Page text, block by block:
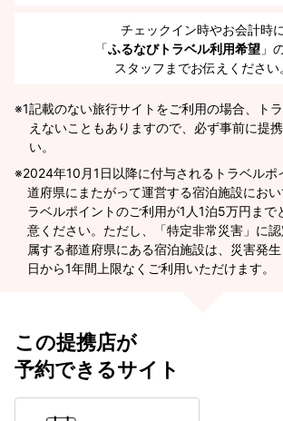
チェックイン時やお会計時に
「ふるなびトラベル利用希望 」
スタッフまでお伝えください
※1記載のない旅行サイトをご利用の場合、ト
えないこともありますので、必ず事前に提
い。
2024年10月1日以降に付与されるトラベルポ
道府県にまたがって運営する宿泊施設にお
ラベルポイントのご利用が1人1泊5万円まで
意ください。ただし、「特定非常災害」に
属する都道府県にある宿泊施設は、災害発
日から1年間上限なくご利用いただけます。
この提携店が
予約できるサイト